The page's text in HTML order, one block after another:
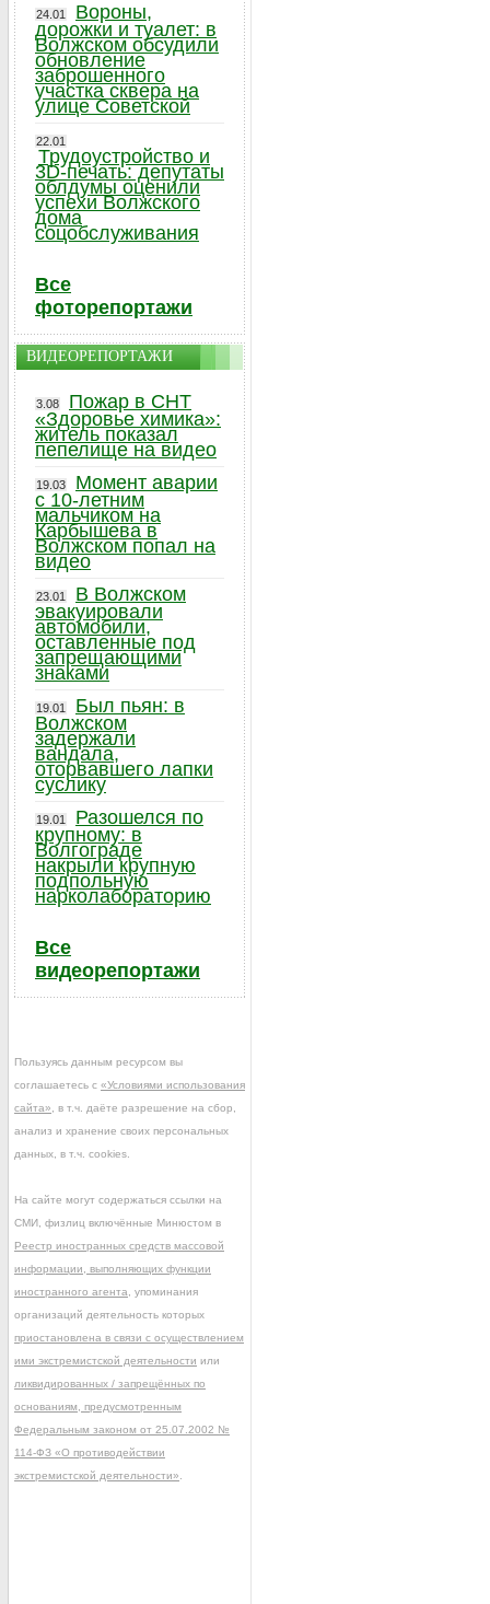
24.01
Вороны,
дорожки и туалет: в
Волжском обсудили
обновление
заброшенного
участка сквера на
улице Советской
22.01
Трудоустройство и
3D-печать: депутаты
облдумы оценили
успехи Волжского
дома
соцобслуживания
Все
фоторепортажи
ВИДЕОРЕПОРТАЖИ
3.08
Пожар в СНТ
«Здоровье химика»:
житель показал
пепелище на видео
19.03
Момент аварии
с 10-летним
мальчиком на
Карбышева в
Волжском попал на
видео
23.01
В Волжском
эвакуировали
автомобили,
оставленные под
запрещающими
знаками
19.01
Был пьян: в
Волжском
задержали
вандала,
оторвавшего лапки
суслику
19.01
Разошелся по
крупному: в
Волгограде
накрыли крупную
подпольную
нарколабораторию
Все
видеорепортажи
Пользуясь данным ресурсом вы
соглашаетесь с «Условиями использования
сайта» , в т.ч. даёте разрешение на сбор,
анализ и хранение своих персональных
данных, в т.ч. cookies.
На сайте могут содержаться ссылки на
СМИ, физлиц включённые Минюстом в
Реестр иностранных средств массовой
информации, выполняющих функции
иностранного агента , упоминания
организаций деятельность которых
приостановлена в связи с осуществлением
ими экстремистской деятельности или
ликвидированных / запрещённых по
основаниям, предусмотренным
Федеральным законом от 25.07.2002 №
114-ФЗ «О противодействии
экстремистской деятельности»